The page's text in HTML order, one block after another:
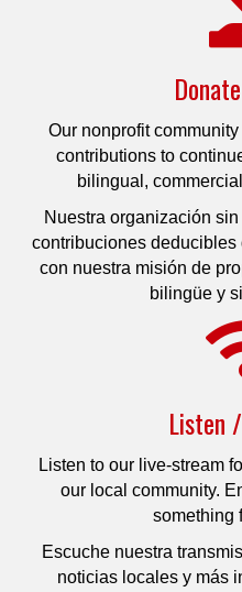
Our nonprofit
contributions to
bilingual,
Nuestra organización
contribuciones
con nuestra misión de
bilingüe y
Listen
Listen to our live-stream
our local community.
something
Escuche nuestra
noticias locales y más